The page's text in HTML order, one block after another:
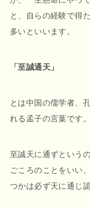
と、自らの経験で得
多いといいます。
「至誠通天」
とは中国の儒学者、
れる孟子の言葉です。
至誠天に通ずという
ごころのことをいい
つかは必ず天に通じ